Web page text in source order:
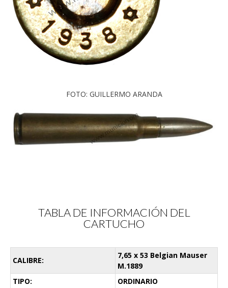
FOTO: GUILLERMO ARANDA
TABLA DE INFORMACIÓN DEL
CARTUCHO
CALIBRE:
7,65 x 53 Belgian Mauser
M.1889
TIPO:
ORDINARIO